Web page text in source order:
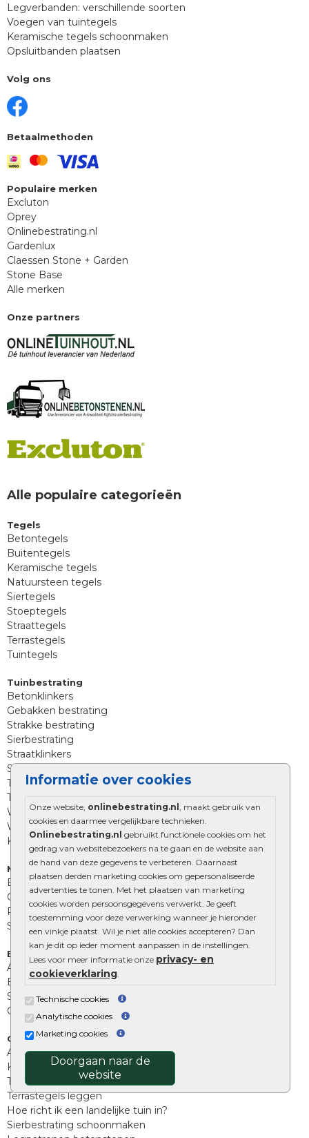
Informatie over cookies
Onze website, onlinebestrating.nl , maakt gebruik van
cookies en daarmee vergelijkbare technieken.
Onlinebestrating.nl gebruikt functionele cookies om het
gedrag van websitebezoekers na te gaan en de website aan
de hand van deze gegevens te verbeteren. Daarnaast
plaatsen derden marketing cookies om gepersonaliseerde
advertenties te tonen. Met het plaatsen van marketing
cookies worden persoonsgegevens verwerkt. Je geeft
toestemming voor deze verwerking wanneer je hieronder
een vinkje plaatst. Wil je niet alle cookies accepteren? Dan
kan je dit op ieder moment aanpassen in de instellingen.
Lees voor meer informatie onze privacy- en
cookieverklaring.
Technische cookies
Analytische cookies
Marketing cookies
Doorgaan naar de
website
Legverbanden: verschillende soorten
Voegen van tuintegels
Keramische tegels schoonmaken
Opsluitbanden plaatsen
Volg ons
Betaalmethoden
Populaire merken
Excluton
Oprey
Onlinebestrating.nl
Gardenlux
Claessen Stone + Garden
Stone Base
Alle merken
Onze partners
Alle populaire categorieën
Tegels
Betontegels
Buitentegels
Keramische tegels
Natuursteen tegels
Siertegels
Stoeptegels
Straattegels
Terrastegels
Tuintegels
Tuinbestrating
Betonklinkers
Gebakken bestrating
Strakke bestrating
Sierbestrating
Straatklinkers
Straatstenen
Trommelstenen
Tuinstenen
Waalformaat
Wildverband bestrating
Kingstones
Muurelementen
Betonbielzen
Opsluitbanden
Palissades
Stapelblokken
Extra benodigdheden
Afwatering en diversen
Beplantings en betonelementen
Split, grind en zand
Oprit tegels
Overig
Aanbiedingen
Kunstgras
Tuintegels outlet
Terrastegels leggen
Hoe richt ik een landelijke tuin in?
Sierbestrating schoonmaken